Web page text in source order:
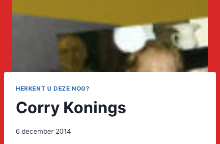
HERKENT U DEZE NOG?
Corry Konings
6 december 2014